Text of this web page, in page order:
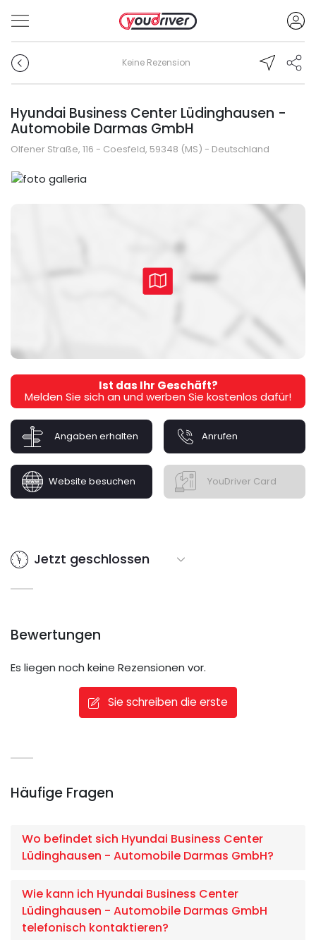
Keine Rezension
Hyundai Business Center Lüdinghausen -
Automobile Darmas GmbH
Olfener Straße, 116 - Coesfeld, 59348 (MS) - Deutschland
Ist das Ihr Geschäft?
Melden Sie sich an und werben Sie kostenlos dafür!
Angaben erhalten Anrufen
Website besuchen YouDriver Card
Jetzt geschlossen
Bewertungen
Es liegen noch keine Rezensionen vor.
Sie schreiben die erste
Häufige Fragen
Wo befindet sich Hyundai Business Center
Lüdinghausen - Automobile Darmas GmbH?
Wie kann ich Hyundai Business Center
Lüdinghausen - Automobile Darmas GmbH
telefonisch kontaktieren?